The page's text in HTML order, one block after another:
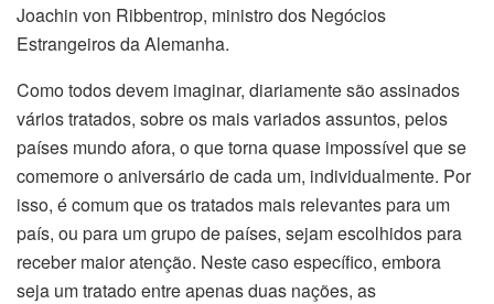
Joachin von Ribbentrop, ministro dos Negócios
Estrangeiros da Alemanha.
Como todos devem imaginar, diariamente são assinados
vários tratados, sobre os mais variados assuntos, pelos
países mundo afora, o que torna quase impossível que se
comemore o aniversário de cada um, individualmente. Por
isso, é comum que os tratados mais relevantes para um
país, ou para um grupo de países, sejam escolhidos para
receber maior atenção. Neste caso específico, embora
seja um tratado entre apenas duas nações, as